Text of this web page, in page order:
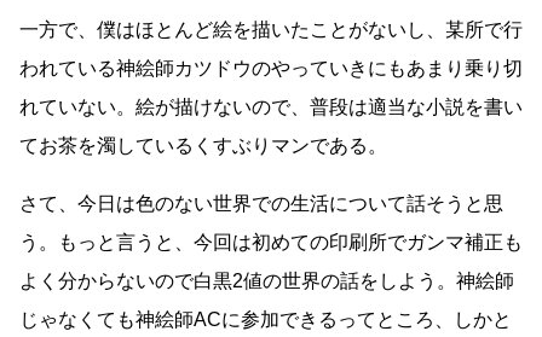
一方で、僕はほとんど絵を描いたことがないし、某所で行
われている神絵師カツドウのやっていきにもあまり乗り切
れていない。絵が描けないので、普段は適当な小説を書い
てお茶を濁しているくすぶりマンである。
さて、今日は色のない世界での生活について話そうと思
う。もっと言うと、今回は初めての印刷所でガンマ補正も
よく分からないので白黒2値の世界の話をしよう。神絵師
じゃなくても神絵師ACに参加できるってところ、しかと